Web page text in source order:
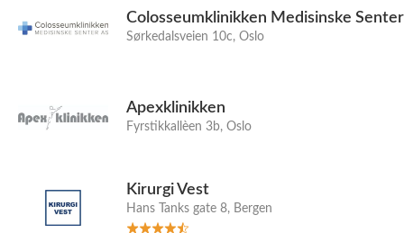
Colosseumklinikken Medisinske Senter
Sørkedalsveien 10c, Oslo
Apexklinikken
Fyrstikkallèen 3b, Oslo
Kirurgi Vest
Hans Tanks gate 8, Bergen